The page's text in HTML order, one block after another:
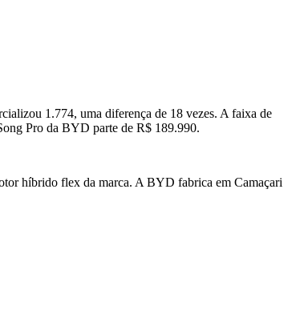
1.774, uma diferença de 18 vezes. A faixa de
Pro da BYD parte de R$ 189.990.
híbrido flex da marca. A BYD fabrica em Camaçari